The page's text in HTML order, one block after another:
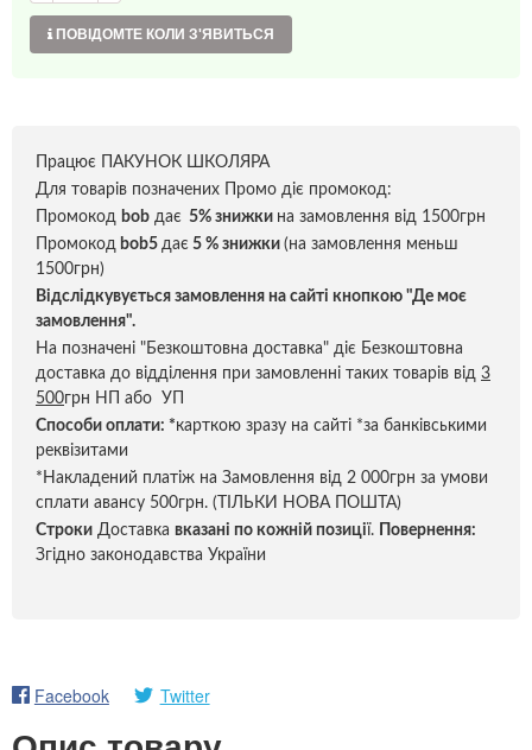
ПОВІДОМТЕ КОЛИ З'ЯВИТЬСЯ
Працює ПАКУНОК ШКОЛЯРА
Для товарів позначених Промо діє промокод:
Промокод bob дає 5% знижки на замовлення від 1500грн
Промокод bob5 дає 5 % знижки (на замовлення меньш
1500грн)
Відслідкувується замовлення на сайті кнопкою "Де моє
замовлення".
На позначені "Безкоштовна доставка" діє Безкоштовна
доставка до відділення при замовленні таких товарів від 3
500грн НП або УП
Способи оплати: *карткою зразу на сайті *за банківськими
реквізитами
*Накладений платіж на Замовлення від 2 000грн за умови
сплати авансу 500грн. (ТІЛЬКИ НОВА ПОШТА)
Строки Доставка вказані по кожній позиції.
Повернення:
Згідно законодавства України
Facebook Twitter